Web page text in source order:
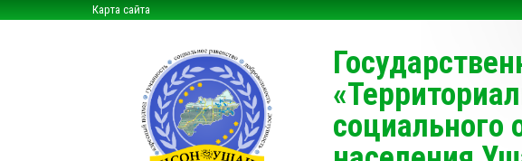
Карта сайта
социального